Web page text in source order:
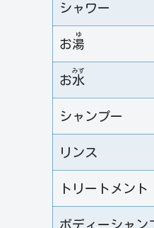
シャワー
お湯
ゆ
お水
みず
シャンプー
リンス
トリートメント
ボディーシャン